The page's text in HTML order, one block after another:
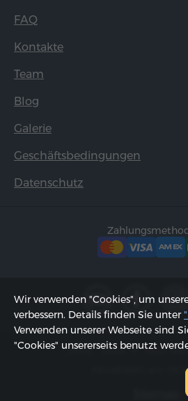
FAQ
Kontakte
Team
Blog
Galerie
Geschäftsbedingungen
Datenschutz
2002 - 2026, © "Hyur
Aktualisiert am
Wir verwenden "Cookies", um
verbessern. Details finden Sie unter
Verwenden unserer Webseite sind
"Cookies" unsererseits benutzt